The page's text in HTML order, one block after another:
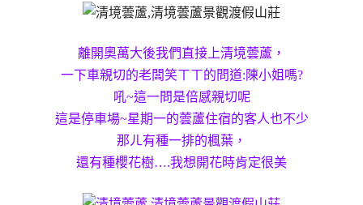
離開奧萬大後我們直接上清境蕓蘆，
一下車親切的老闆笑ㄒㄒ的問道:陳小姐嗎?
吼~這一問是倍感親切呢
這是停車場~星期一的蕓蘆住宿的客人也不少
那ㄦ有種一排的楓葉，
還有種櫻花樹….我想開花時肯定很美